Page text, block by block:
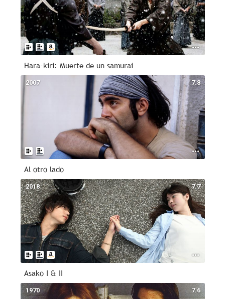
Hara-kiri: Muerte de un samurai
7.8
2007
Al otro lado
7.7
2018
Asako I & II
7.6
1970